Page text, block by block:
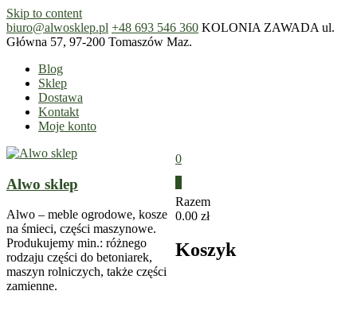
Skip to content
biuro@alwosklep.pl +48 693 546 360 KOLONIA ZAWADA ul.
Główna 57, 97-200 Tomaszów Maz.
Blog
Sklep
Dostawa
Kontakt
Moje konto
Alwo sklep
Alwo – meble ogrodowe, kosze
na śmieci, części maszynowe.
Produkujemy min.: różnego
rodzaju części do betoniarek,
maszyn rolniczych, także części
zamienne.
0
Razem
0.00 zł
Koszyk